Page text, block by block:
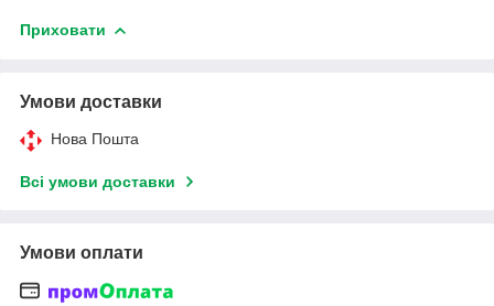
Приховати
Умови доставки
Нова Пошта
Всі умови доставки
Умови оплати